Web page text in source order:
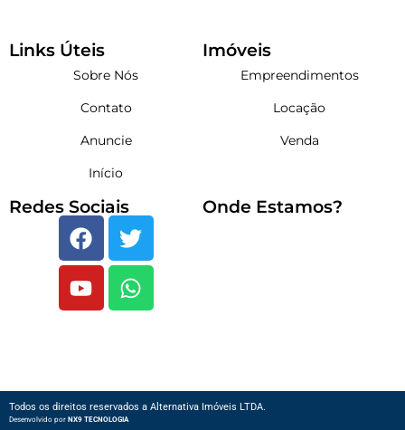
Links Úteis
Sobre Nós
Contato
Anuncie
Início
Imóveis
Empreendimentos
Locação
Venda
Redes Sociais Onde Estamos?
Todos os direitos reservados a Alternativa Imóveis LTDA.
Desenvolvido por NX9 TECNOLOGIA